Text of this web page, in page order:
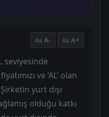
A- A+
seviyesinde
ve ‘AL’ olan
yurt dışı
olduğu katkı